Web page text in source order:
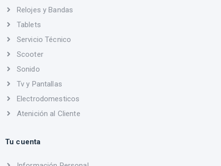
Relojes y Bandas
Tablets
Servicio Técnico
Scooter
Sonido
Tv y Pantallas
Electrodomesticos
Atenición al Cliente
Tu cuenta